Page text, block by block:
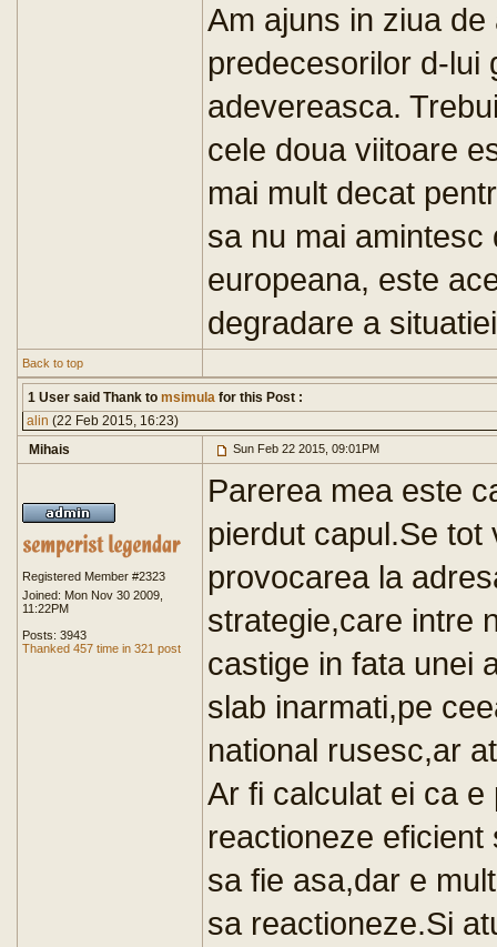
Am ajuns in ziua
predecesorilor d-lui
adevereasca.
cele doua viitoare
mai mult decat
sa nu mai amintesc
europeana, este
degradare a
Back to top
1 User said Thank to msimula for this Post :
alin (22 Feb 2015, 16:23)
Mihais
Sun Feb 22 2015, 09:01PM
Registered Member #2323
Joined: Mon Nov 30 2009,
11:22PM
Posts: 3943
Thanked 457 time in 321 post
Parerea mea este
pierdut capul.Se
provocarea la
strategie,care intre
castige in fata unei
slab inarmati,pe
national rusesc,ar
Ar fi calculat ei ca e
reactioneze
sa fie asa,dar e
sa reactioneze.Si